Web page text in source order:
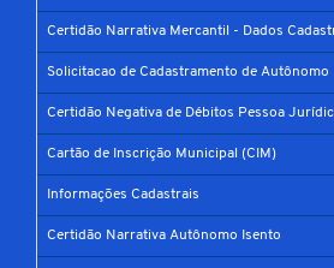
Certidão Narrativa Mercantil - Dados
Solicitacao de Cadastramento de Autônomo
Certidão Negativa de Débitos Pessoa
Cartão de Inscrição Municipal (CIM)
Informações Cadastrais
Certidão Narrativa Autônomo Isento